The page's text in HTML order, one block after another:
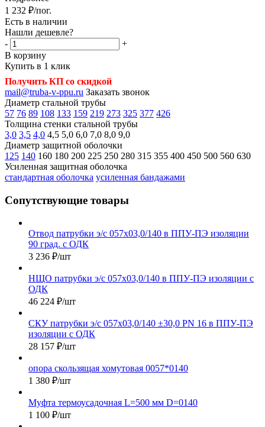
1 232 ₽/пог.
Есть в наличии
Нашли дешевле?
-
+
В корзину
Купить в 1 клик
Получить КП со скидкой
mail@truba-v-ppu.ru Заказать звонок
Диаметр стальной трубы
57 76 89 108 133 159 219 273 325 377 426
Толщина стенки стальной трубы
3,0 3,5 4,0 4,5 5,0 6,0 7,0 8,0 9,0
Диаметр защитной оболочки
125 140 160 180 200 225 250 280 315 355 400 450 500 560 630
Усиленная защитная оболочка
стандартная оболочка усиленная бандажами
Сопутствующие товары
Отвод патрубки э/с 057х03,0/140 в ППУ-ПЭ изоляции
90 град. с ОДК
3 236 ₽/шт
НЩО патрубки э/с 057х03,0/140 в ППУ-ПЭ изоляции с
ОДК
46 224 ₽/шт
СКУ патрубки э/с 057х03,0/140 ±30,0 PN 16 в ППУ-ПЭ
изоляции с ОДК
28 157 ₽/шт
опора скользящая хомутовая 0057*0140
1 380 ₽/шт
Муфта термоусадочная L=500 мм D=0140
1 100 ₽/шт